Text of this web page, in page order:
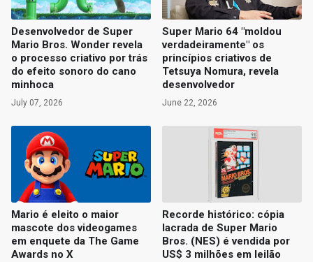
Desenvolvedor de Super
Mario Bros. Wonder revela
o processo criativo por trás
do efeito sonoro do cano
minhoca
July 07, 2026
Super Mario 64 "moldou
verdadeiramente" os
princípios criativos de
Tetsuya Nomura, revela
desenvolvedor
June 22, 2026
Mario é eleito o maior
mascote dos videogames
em enquete da The Game
Awards no X
Recorde histórico: cópia
lacrada de Super Mario
Bros. (NES) é vendida por
US$ 3 milhões em leilão